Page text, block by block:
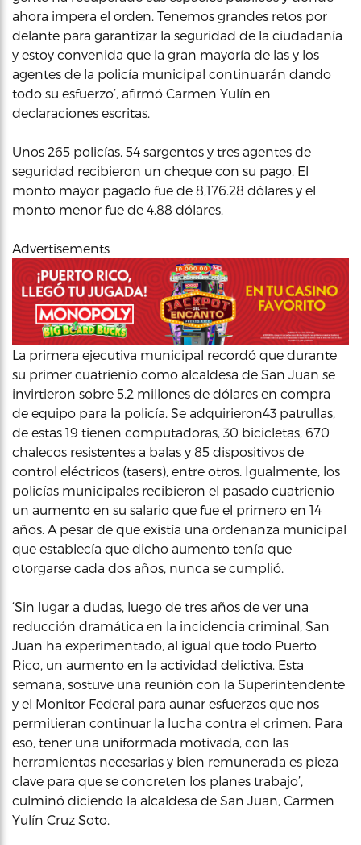
ahora impera el orden. Tenemos grandes retos por
delante para garantizar la seguridad de la ciudadanía
y estoy convenida que la gran mayoría de las y los
agentes de la policía municipal continuarán dando
todo su esfuerzo’, afirmó Carmen Yulín en
declaraciones escritas.
Unos 265 policías, 54 sargentos y tres agentes de
seguridad recibieron un cheque con su pago. El
monto mayor pagado fue de 8,176.28 dólares y el
monto menor fue de 4.88 dólares.
Advertisements
La primera ejecutiva municipal recordó que durante
su primer cuatrienio como alcaldesa de San Juan se
invirtieron sobre 5.2 millones de dólares en compra
de equipo para la policía. Se adquirieron43 patrullas,
de estas 19 tienen computadoras, 30 bicicletas, 670
chalecos resistentes a balas y 85 dispositivos de
control eléctricos (tasers), entre otros. Igualmente, los
policías municipales recibieron el pasado cuatrienio
un aumento en su salario que fue el primero en 14
años. A pesar de que existía una ordenanza municipal
que establecía que dicho aumento tenía que
otorgarse cada dos años, nunca se cumplió.
‘Sin lugar a dudas, luego de tres años de ver una
reducción dramática en la incidencia criminal, San
Juan ha experimentado, al igual que todo Puerto
Rico, un aumento en la actividad delictiva. Esta
semana, sostuve una reunión con la Superintendente
y el Monitor Federal para aunar esfuerzos que nos
permitieran continuar la lucha contra el crimen. Para
eso, tener una uniformada motivada, con las
herramientas necesarias y bien remunerada es pieza
clave para que se concreten los planes trabajo’,
culminó diciendo la alcaldesa de San Juan, Carmen
Yulín Cruz Soto.